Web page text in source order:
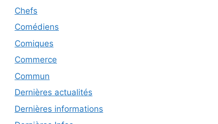
Chefs
Comédiens
Comiques
Commerce
Commun
Dernières actualités
Dernières informations